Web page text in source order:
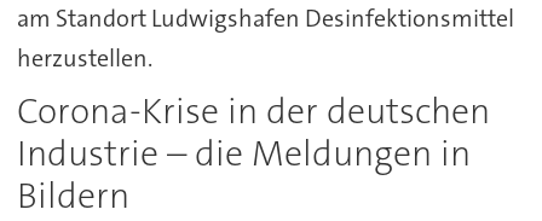
am Standort Ludwigshafen Desinfektionsmittel
herzustellen.
Corona-Krise in der deutschen
Industrie – die Meldungen in
Bildern